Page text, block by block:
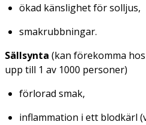
ökad känslighet för solljus,
smakrubbningar.
Sällsynta (kan förekomma hos
upp till 1 av 1000 personer)
förlorad smak,
inflammation i ett blodkärl